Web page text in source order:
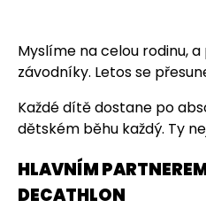
Myslíme na celou rodinu,
závodníky. Letos se
Každé dítě dostane po
dětském běhu každý. Ty
HLAVNÍM
DECATHLON